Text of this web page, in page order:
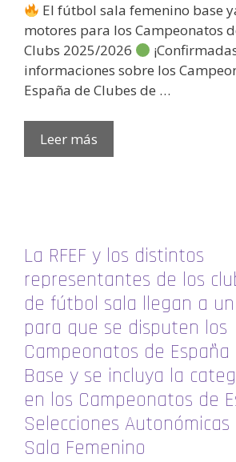
El fútbol sala femenino base
motores para los Campeonatos
Clubs 2025/2026
informaciones sobre los
España de Clubes de …
Leer más
La RFEF y los distintos
representantes de los
de fútbol sala llegan a
para que se disputen los
Campeonatos de España
Base y se incluya la
en los Campeonatos de
Selecciones
Sala Femenino